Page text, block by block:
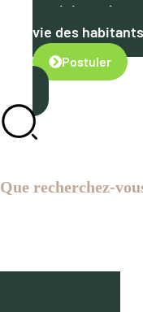
participer
vie des
Postuler
Que recherchez-